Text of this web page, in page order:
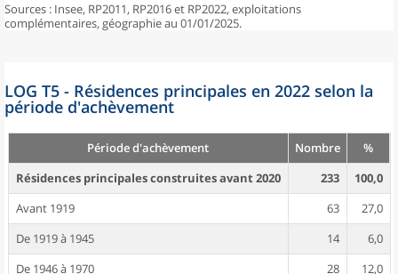
Sources : Insee, RP2011, RP2016 et RP2022, exploitations
complémentaires, géographie au 01/01/2025.
LOG T5 - Résidences principales en 2022 selon la
période d'achèvement
Période d'achèvement Nombre
%
Résidences principales construites avant 2020
233
100,0
Avant 1919
63
27,0
De 1919 à 1945
14
6,0
De 1946 à 1970
28
12,0